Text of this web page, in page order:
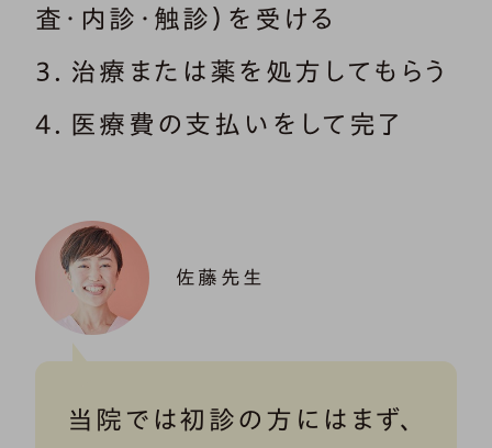
査・内診・触診）を受ける
３．治療または薬を処方してもらう
４．医療費の支払いをして完了
佐藤先生
当院では初診の方にはまず、